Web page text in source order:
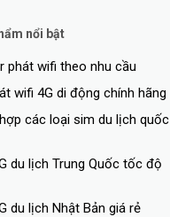
nổi bật
phát wifi theo nhu cầu
wifi 4G di động chính hãng
các loại sim du lịch quốc
du lịch Trung Quốc tốc độ
du lịch Nhật Bản giá rẻ